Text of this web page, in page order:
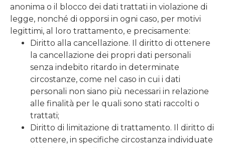
anonima o il blocco dei dati trattati in violazione di
legge, nonché di opporsi in ogni caso, per motivi
legittimi, al loro trattamento, e precisamente:
Diritto alla cancellazione. Il diritto di ottenere
la cancellazione dei propri dati personali
senza indebito ritardo in determinate
circostanze, come nel caso in cui i dati
personali non siano più necessari in relazione
alle finalità per le quali sono stati raccolti o
trattati;
Diritto di limitazione di trattamento. Il diritto di
ottenere, in specifiche circostanza individuate